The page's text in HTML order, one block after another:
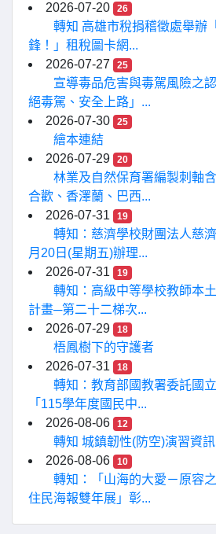
2026-07-20
26
轉知 高雄市稅捐稽徵處舉辦
鋒！」租稅圖卡網...
2026-07-27
25
宣導毒品危害與毒駕風險之
絕毒駕、安全上路」...
2026-07-30
25
繪本連結
2026-07-29
20
林業及自然保育署編製刺軸
合歡、香澤蘭、巴西...
2026-07-31
19
轉知：慈濟學校財團法人慈
月20日(星期五)辦理...
2026-07-31
19
轉知：高級中等學校教師本
計畫─第二十二梯次...
2026-07-29
18
梧鳳樹下的守護者
2026-07-31
18
轉知：教育部國教署委託國
「115學年度國民中...
2026-08-06
12
轉知 城鎮韌性(防空)演習資訊
2026-08-06
10
轉知：「山海的大愛－原容
住民海報雙年展」彰...